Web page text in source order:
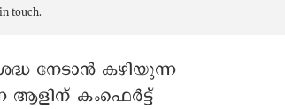
touch.
നേടാൻ കഴിയുന്ന
ആളിന് കംഫെർട്ട്